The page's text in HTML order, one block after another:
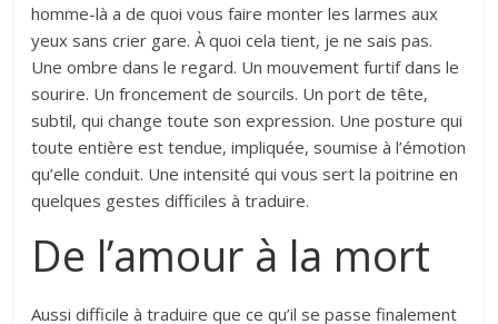
homme-là a de quoi vous faire monter les larmes aux
yeux sans crier gare. À quoi cela tient, je ne sais pas.
Une ombre dans le regard. Un mouvement furtif dans le
sourire. Un froncement de sourcils. Un port de tête,
subtil, qui change toute son expression. Une posture qui
toute entière est tendue, impliquée, soumise à l’émotion
qu’elle conduit. Une intensité qui vous sert la poitrine en
quelques gestes difficiles à traduire.
De l’amour à la mort
Aussi difficile à traduire que ce qu’il se passe finalement